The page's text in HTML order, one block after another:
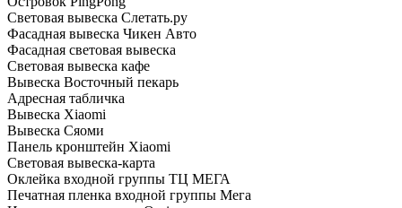
Световая вывеска Слетать.ру
Фасадная вывеска Чикен Авто
Фасадная световая вывеска
Световая вывеска кафе
Вывеска Восточный пекарь
Адресная табличка
Вывеска Xiaomi
Вывеска Сяоми
Панель кронштейн Xiaomi
Световая вывеска-карта
Оклейка входной группы ТЦ МЕГА
Печатная пленка входной группы Мега